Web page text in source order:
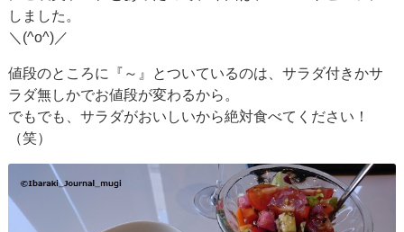
しました。
＼(^o^)／
値段のところに『～』とついているのは、サラダ付きかサ
ラダ無しかでお値段が変わるから。
でもでも、サラダがおいしいから絶対食べてください！
（笑）